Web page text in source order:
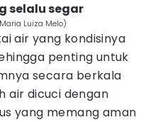
selalu segar
Luiza Melo)
air yang kondisinya
penting untuk
secara berkala
air dicuci dengan
yang memang aman